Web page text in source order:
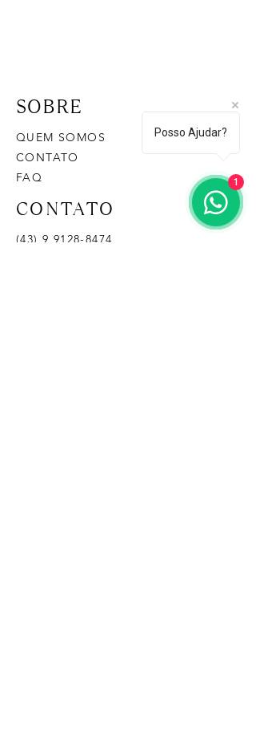
SOBRE
QUEM SOMOS
CONTATO
FAQ
CONTATO
(43) 9 9128-8474
Posso Ajudar?
1